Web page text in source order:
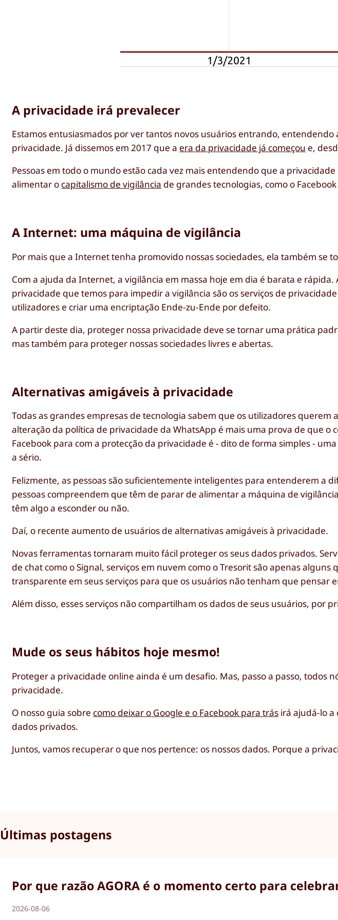
A privacidade irá prevalecer
Estamos entusiasmados por ver tantos novos usuários entrando, entendendo
privacidade. Já dissemos em 2017 que a era da privacidade já começou e,
Pessoas em todo o mundo estão cada vez mais entendendo que a
alimentar o capitalismo de vigilância de grandes tecnologias, como o
A Internet: uma máquina de vigilância
Por mais que a Internet tenha promovido nossas sociedades, ela também se
Com a ajuda da Internet, a vigilância em massa hoje em dia é barata e
privacidade que temos para impedir a vigilância são os serviços de
utilizadores e criar uma encriptação Ende-zu-Ende por defeito.
A partir deste dia, proteger nossa privacidade deve se tornar uma prática
mas também para proteger nossas sociedades livres e abertas.
Alternativas amigáveis à privacidade
Todas as grandes empresas de tecnologia sabem que os utilizadores
alteração da política de privacidade da WhatsApp é mais uma prova de que
Facebook para com a protecção da privacidade é - dito de forma simples -
a sério.
Felizmente, as pessoas são suficientemente inteligentes para entenderem a
pessoas compreendem que têm de parar de alimentar a máquina de
têm algo a esconder ou não.
Daí, o recente aumento de usuários de alternativas amigáveis à privacidade.
Novas ferramentas tornaram muito fácil proteger os seus dados privados.
de chat como o Signal, serviços em nuvem como o Tresorit são apenas
transparente em seus serviços para que os usuários não tenham que pensar
Além disso, esses serviços não compartilham os dados de seus usuários, por
Mude os seus hábitos hoje mesmo!
Proteger a privacidade online ainda é um desafio. Mas, passo a passo, todos
privacidade.
O nosso guia sobre como deixar o Google e o Facebook para trás irá ajudá-lo
dados privados.
Juntos, vamos recuperar o que nos pertence: os nossos dados. Porque a
Últimas postagens
Por que razão AGORA é o momento certo para
2026-08-06